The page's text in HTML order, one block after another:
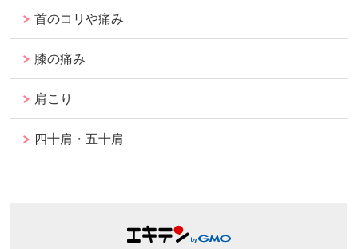
首のコリや痛み
膝の痛み
肩こり
四十肩・五十肩